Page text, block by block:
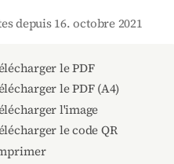
depuis 16. octobre 2021
le PDF
le PDF (A4)
l'image
le code QR